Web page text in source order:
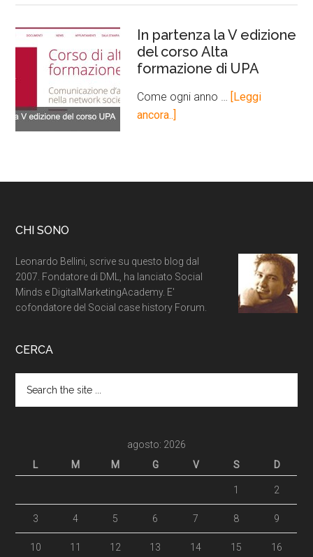
In partenza la V edizione
del corso Alta
formazione di UPA
Come ogni anno … [Leggi
ancora..]
CHI SONO
Leonardo Bellini, scrive su questo blog dal
2007. Fondatore di DML, ha lanciato Social
Minds e DigitalMarketingAcademy. E'
cofondatore del Social case history Forum.
CERCA
agosto: 2026
L
M M G V S D
1 2
3 4 5 6 7 8 9
10 11 12 13 14 15 16